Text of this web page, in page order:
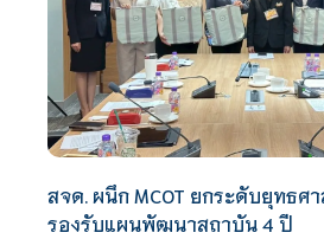
สจด. ผนึก MCOT ยกระดับยุทธศ
รองรับแผนพัฒนาสถาบัน 4 ปี